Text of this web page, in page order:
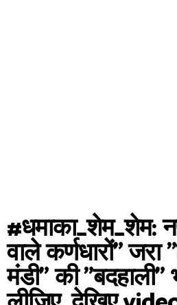
#धमाका_शेम_शेम:
वाले कर्णधारों" जरा
मंडी" की "बदहाली"